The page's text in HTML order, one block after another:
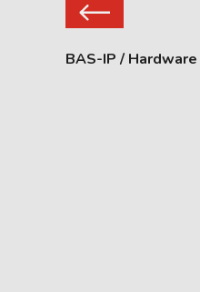
BAS-IP / Hardware